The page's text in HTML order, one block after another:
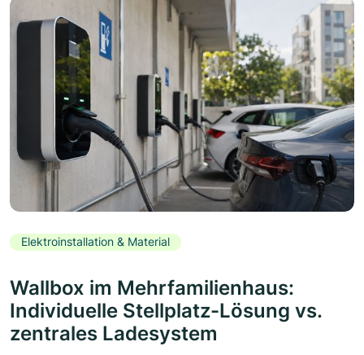
Elektroinstallation & Material
Wallbox im Mehrfamilienhaus:
Individuelle Stellplatz-Lösung vs.
zentrales Ladesystem